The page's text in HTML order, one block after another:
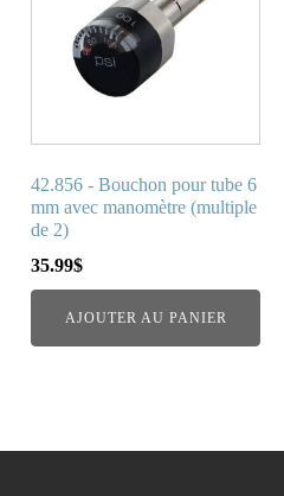
42.856 - Bouchon pour tube 6
mm avec manomètre (multiple
de 2)
35.99$
AJOUTER AU PANIER